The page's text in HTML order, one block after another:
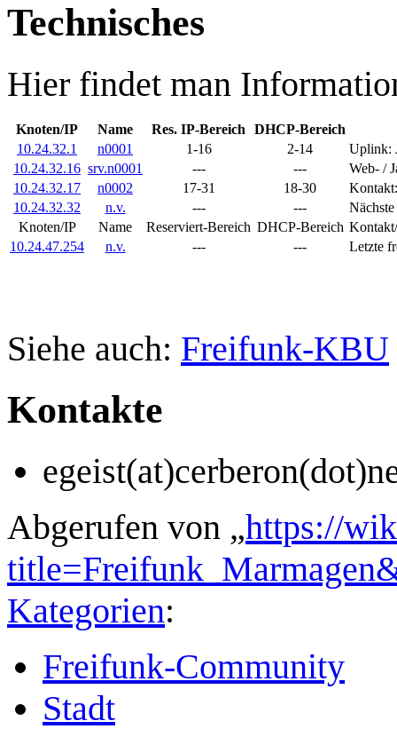
Technisches
Hier findet man
Knoten/IP Name Res. IP-Bereich
DHCP-Bereich
10.24.32.1
n0001 1-16 2-14
Uplink:
10.24.32.16 srv.n0001 --- ---
Web- /
10.24.32.17
n0002 17-31 18-30
10.24.32.32
n.v. --- ---
Knoten/IP
Name Reserviert-Bereich DHCP-Bereich
10.24.47.254
n.v. --- --- Letzte
Siehe auch: Freifunk-KBU
Kontakte
Abgerufen von „https://
Kategorien:
Freifunk-Community
Stadt